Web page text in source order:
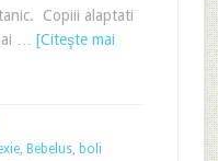
Copiii alaptati
… [Citeşte mai
, Bebelus, boli